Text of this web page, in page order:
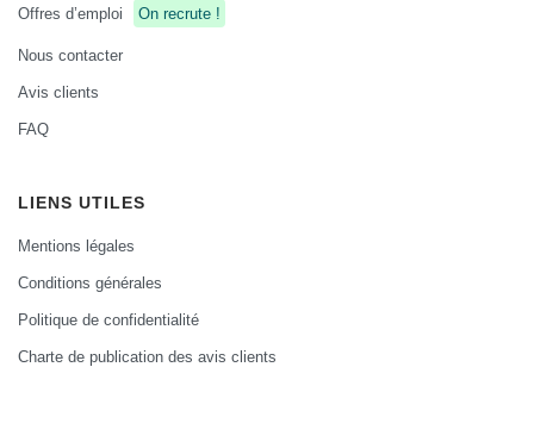
Offres d’emploi
On recrute !
Nous contacter
Avis clients
FAQ
LIENS UTILES
Mentions légales
Conditions générales
Politique de confidentialité
Charte de publication des avis clients